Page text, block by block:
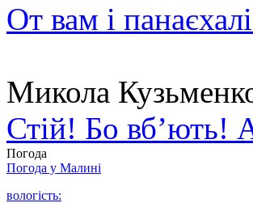
От вам і
Микола
Стій! Бо вб’ють!
Погода
Погода у Малині
вологість: